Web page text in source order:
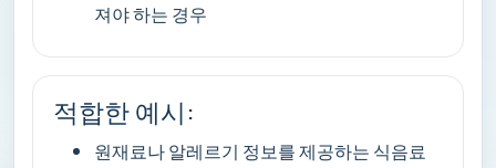
져야 하는 경우
적합한 예시:
원재료나 알레르기 정보를 제공하는 식음료